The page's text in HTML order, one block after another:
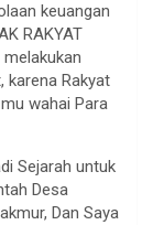
keuangan
RAKYAT
karena Rakyat
wahai Para
Sejarah untuk
Desa
Dan Saya